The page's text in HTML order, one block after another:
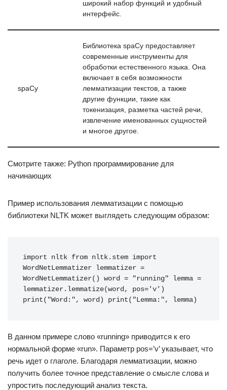
широкий набор функций и удобный
интерфейс.
spaCy
Библиотека spaCy предоставляет
современные инструменты для
обработки естественного языка. Она
включает в себя возможности
лемматизации текстов, а также
другие функции, такие как
токенизация, разметка частей речи,
извлечение именованных сущностей
и многое другое.
Смотрите также: Python программирование для
начинающих
Пример использования лемматизации с помощью
библиотеки NLTK может выглядеть следующим образом:
import nltk from nltk.stem import
WordNetLemmatizer lemmatizer =
WordNetLemmatizer() word = "running" lemma =
lemmatizer.lemmatize(word, pos='v')
print("Word:", word) print("Lemma:", lemma)
В данном примере слово «running» приводится к его
нормальной форме «run». Параметр pos=’v’ указывает, что
речь идет о глаголе. Благодаря лемматизации, можно
получить более точное представление о смысле слова и
упростить последующий анализ текста.